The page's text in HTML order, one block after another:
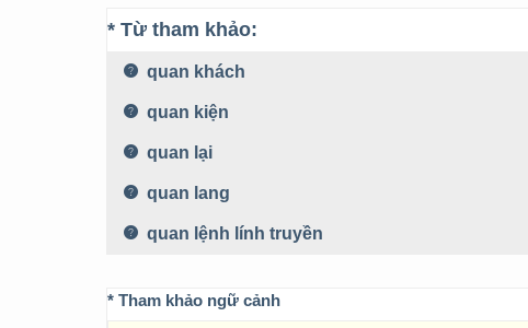
* Từ tham khảo:
quan khách
quan kiện
quan lại
quan lang
quan lệnh lính truyền
* Tham khảo ngữ cảnh